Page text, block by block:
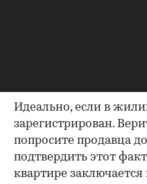
Идеально, если в
зарегистрирован.
попросите продавца
подтвердить этот
квартире